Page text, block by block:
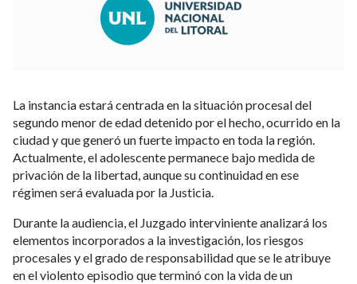
La instancia estará centrada en la situación procesal del
segundo menor de edad detenido por el hecho, ocurrido en la
ciudad y que generó un fuerte impacto en toda la región.
Actualmente, el adolescente permanece bajo medida de
privación de la libertad, aunque su continuidad en ese
régimen será evaluada por la Justicia.
Durante la audiencia, el Juzgado interviniente analizará los
elementos incorporados a la investigación, los riesgos
procesales y el grado de responsabilidad que se le atribuye
en el violento episodio que terminó con la vida de un